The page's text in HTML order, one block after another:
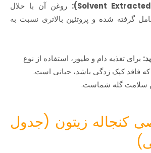
روغن آن با حلال
گرفته شده و پروتئین بالاتری نسبت به
برای تغذیه دام و طیور، استفاده از نوع
فاقد کپک‌ زدگی باشد، حیاتی است.
سلامت گله شماست.
کنجاله زیتون (جدول